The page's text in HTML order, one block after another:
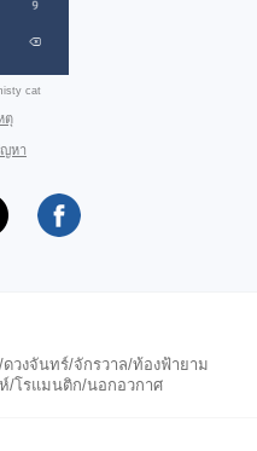
cat
ตุ
หา
ดวงจันทร์/จักรวาล/ท้องฟ้ายาม
/โรแมนติก/นอกอวกาศ